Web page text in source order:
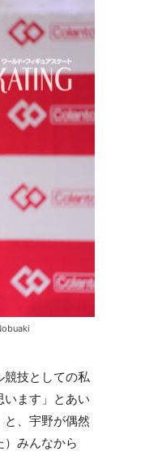
競技としての私
います」とあい
と、宇野が偶然
みんなから